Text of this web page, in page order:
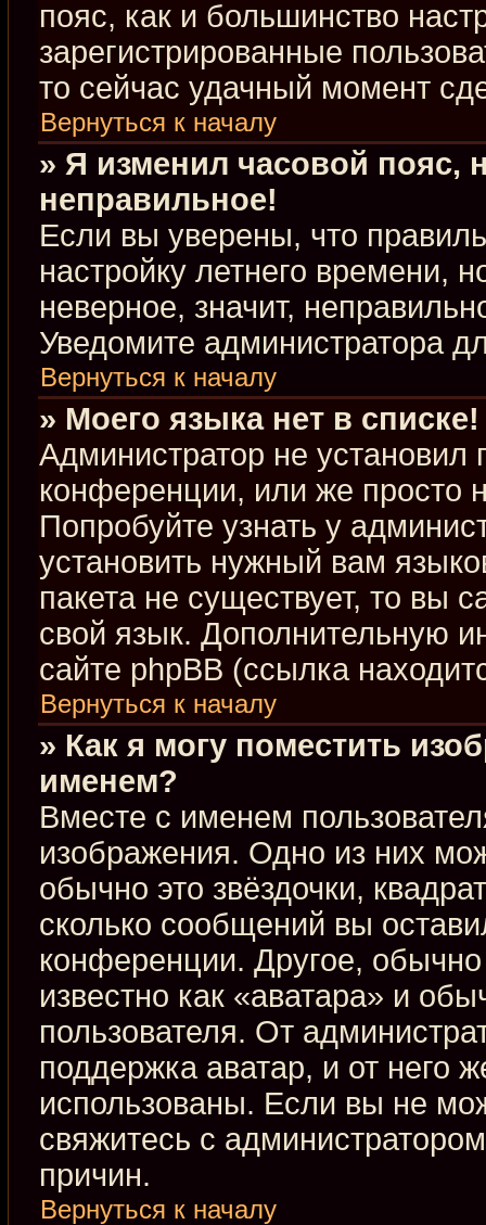
пояс, как и большинство
зарегистрированные
то сейчас удачный момент
Вернуться к началу
» Я изменил часовой пояс,
неправильное!
Если вы уверены, что
настройку летнего времени,
неверное, значит,
Уведомите администратора
Вернуться к началу
» Моего языка нет в списке!
Администратор не
конференции, или же просто
Попробуйте узнать у
установить нужный вам
пакета не существует, то вы
свой язык. Дополнительную
сайте phpBB (ссылка
Вернуться к началу
» Как я могу поместить
именем?
Вместе с именем
изображения. Одно из них
обычно это звёздочки,
сколько сообщений вы
конференции. Другое,
известно как «аватара» и
пользователя. От
поддержка аватар, и от него
использованы. Если вы не
свяжитесь с
причин.
Вернуться к началу